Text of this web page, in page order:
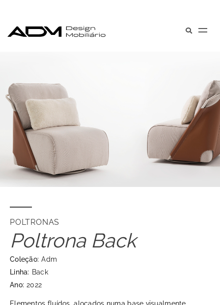
POLTRONAS
Poltrona Back
Coleção: Adm
Linha: Back
Ano: 2022